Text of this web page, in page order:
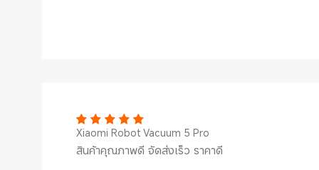
Xiaomi Robot Vacuum 5 Pro
สินค้าคุณภาพดี จัดส่งเร็ว ราคาดี